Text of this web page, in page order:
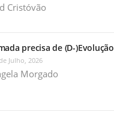
Cristóvão
precisa de (D-)Evolução
Julho, 2026
Morgado